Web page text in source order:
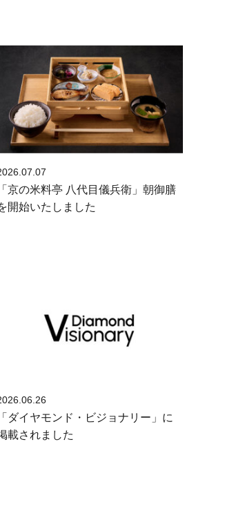
「京の米料亭 八代目儀兵衛」朝御膳
開始いたしました
「ダイヤモンド・ビジョナリー」に
載されました